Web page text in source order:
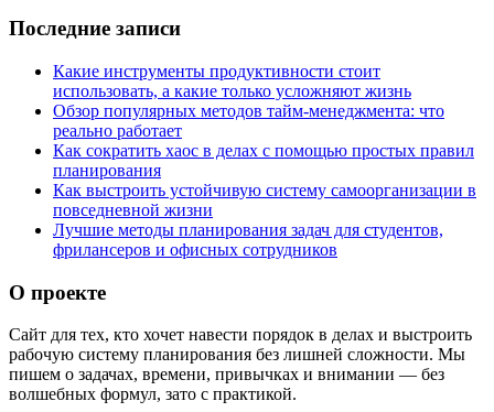
Последние записи
Какие инструменты продуктивности стоит
использовать, а какие только усложняют жизнь
Обзор популярных методов тайм-менеджмента: что
реально работает
Как сократить хаос в делах с помощью простых правил
планирования
Как выстроить устойчивую систему самоорганизации в
повседневной жизни
Лучшие методы планирования задач для студентов,
фрилансеров и офисных сотрудников
О проекте
Сайт для тех, кто хочет навести порядок в делах и выстроить
рабочую систему планирования без лишней сложности. Мы
пишем о задачах, времени, привычках и внимании — без
волшебных формул, зато с практикой.